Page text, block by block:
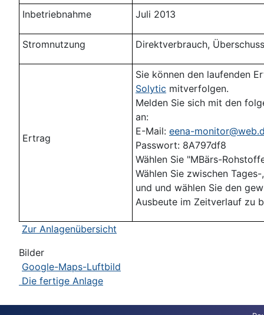
Inbetriebnahme Juli 2013
Stromnutzung Direktverbrauch,
Ertrag
Sie können den laufenden
Solytic mitverfolgen.
Melden Sie sich mit den
an:
E-Mail: eena-
Passwort: 8A797df8
Wählen Sie "MBärs-
Wählen Sie zwischen
und und wählen Sie den
Ausbeute im Zeitverlauf zu
Zur Anlagenübersicht
Bilder
Google-Maps-Luftbild
Die fertige Anlage